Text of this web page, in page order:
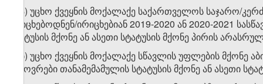
.ა) უცხო ქვეყნის მოქალაქე საქართველოს საჯარო/
ირიცხებოდნენ/ირიცხებიან 2019-2020 ან 2020-2021
სტატუსის მქონე ან ასეთი სტატუსის მქონე პირის
.ბ) უცხო ქვეყნის მოქალაქე სწავლის უფლების
მცხოვრები თანამემამულის სტატუსის მქონე ან ასეთი